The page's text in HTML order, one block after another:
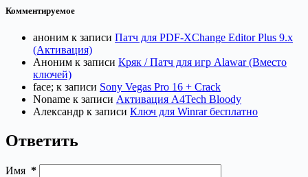
Комментируемое
аноним к записи Патч для PDF-XChange Editor Plus 9.x
(Активация)
Аноним к записи Кряк / Патч для игр Alawar (Вместо
ключей)
face; к записи Sony Vegas Pro 16 + Crack
Noname к записи Активация A4Tech Bloody
Александр к записи Ключ для Winrar бесплатно
Ответить
Имя *